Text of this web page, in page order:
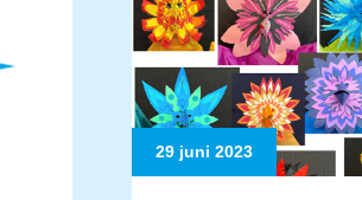
29 juni 2023